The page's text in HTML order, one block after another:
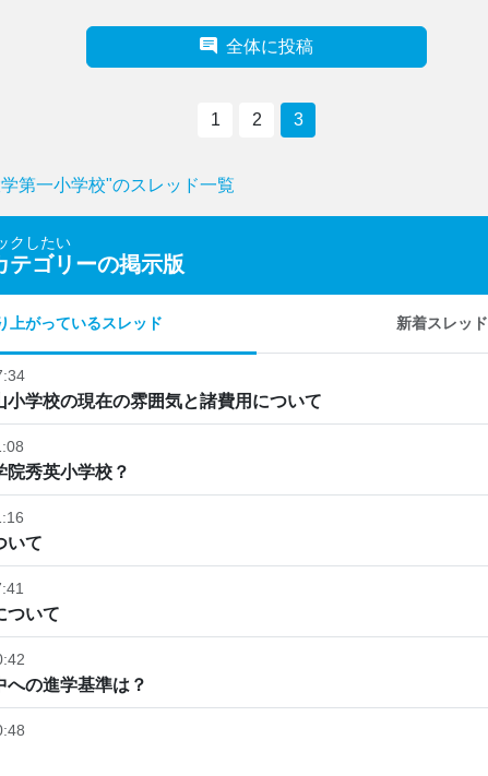
全体に投稿
1 2 3
第一小学校"のスレッド一覧
クしたい
テゴリーの掲示版
上がっているスレッド 新着スレッド
小学校の現在の雰囲気と諸費用について
院秀英小学校？
いて
ついて
への進学基準は？